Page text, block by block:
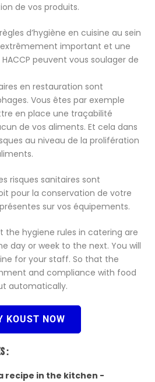
de vos produits.
d’hygiène en cuisine au sein
important et une
peuvent vous soulager de
en restauration sont
Vous êtes par exemple
en place une traçabilité
de vos aliments. Et cela dans
au niveau de la prolifération
risques sanitaires sont
pour la conservation de votre
sur vos équipements.
the hygiene rules in catering are
day or week to the next. You will
for your staff. So that the
and compliance with food
automatically.
KOUST NOW
:
recipe in the kitchen -